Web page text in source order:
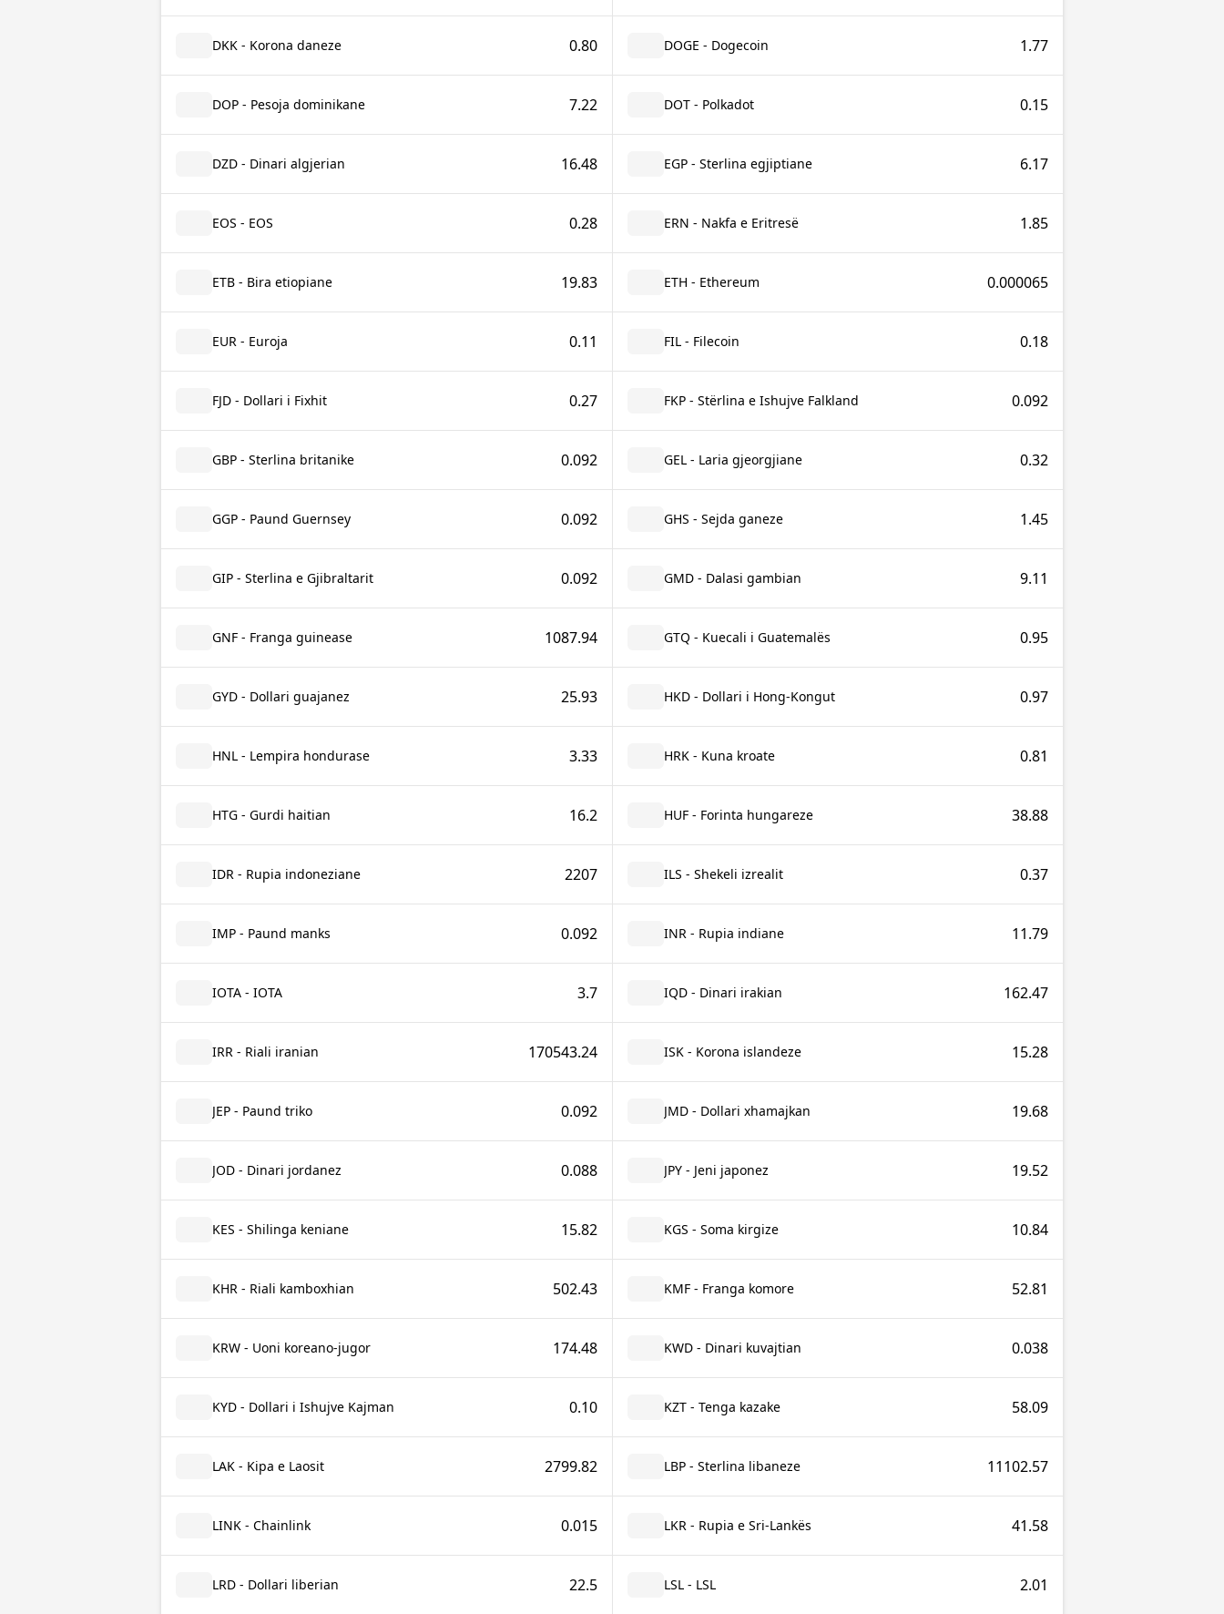
DKK - Korona daneze 0.80 DOGE - Dogecoin 1.77
DOP - Pesoja dominikane 7.22 DOT - Polkadot 0.15
DZD - Dinari algjerian 16.48 EGP - Sterlina egjiptiane 6.17
EOS - EOS 0.28 ERN - Nakfa e Eritresë 1.85
ETB - Bira etiopiane 19.83 ETH - Ethereum 0.000065
EUR - Euroja 0.11 FIL - Filecoin 0.18
FJD - Dollari i Fixhit 0.27 FKP - Stërlina e Ishujve Falkland 0.092
GBP - Sterlina britanike 0.092 GEL - Laria gjeorgjiane 0.32
GGP - Paund Guernsey 0.092 GHS - Sejda ganeze 1.45
GIP - Sterlina e Gjibraltarit 0.092 GMD - Dalasi gambian 9.11
GNF - Franga guinease 1087.94 GTQ - Kuecali i Guatemalës 0.95
GYD - Dollari guajanez 25.93 HKD - Dollari i Hong-Kongut 0.97
HNL - Lempira hondurase 3.33 HRK - Kuna kroate 0.81
HTG - Gurdi haitian 16.2 HUF - Forinta hungareze 38.88
IDR - Rupia indoneziane 2207 ILS - Shekeli izrealit 0.37
IMP - Paund manks 0.092 INR - Rupia indiane 11.79
IOTA - IOTA 3.7 IQD - Dinari irakian 162.47
IRR - Riali iranian 170543.24 ISK - Korona islandeze 15.28
JEP - Paund triko 0.092 JMD - Dollari xhamajkan 19.68
JOD - Dinari jordanez 0.088 JPY - Jeni japonez 19.52
KES - Shilinga keniane 15.82 KGS - Soma kirgize 10.84
KHR - Riali kamboxhian 502.43 KMF - Franga komore 52.81
KRW - Uoni koreano-jugor 174.48 KWD - Dinari kuvajtian 0.038
KYD - Dollari i Ishujve Kajman 0.10 KZT - Tenga kazake 58.09
LAK - Kipa e Laosit 2799.82 LBP - Sterlina libaneze 11102.57
LINK - Chainlink 0.015 LKR - Rupia e Sri-Lankës 41.58
LRD - Dollari liberian 22.5 LSL - LSL 2.01